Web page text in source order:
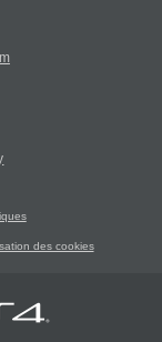
des cookies